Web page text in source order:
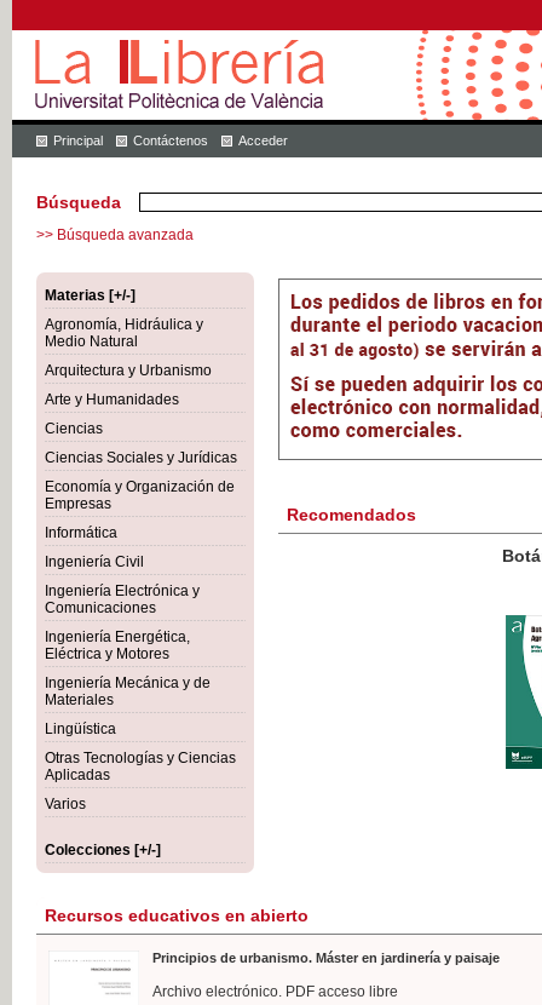
Principal Contáctenos Acceder
Búsqueda
>> Búsqueda avanzada
Materias [+/-]
Agronomía, Hidráulica y
Medio Natural
Arquitectura y Urbanismo
Arte y Humanidades
Ciencias
Ciencias Sociales y Jurídicas
Economía y Organización de
Empresas
Informática
Ingeniería Civil
Ingeniería Electrónica y
Comunicaciones
Ingeniería Energética,
Eléctrica y Motores
Ingeniería Mecánica y de
Materiales
Lingüística
Otras Tecnologías y Ciencias
Aplicadas
Varios
Colecciones [+/-]
Recomendados
IVA
Recursos educativos en abierto
Principios de urbanismo. Máster en jardinería y paisaje
Archivo electrónico. PDF acceso libre